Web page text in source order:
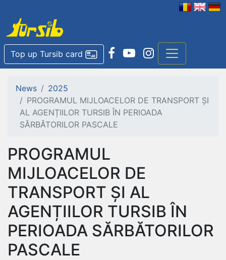
Top up Tursib card
News
2025
PROGRAMUL MIJLOACELOR DE TRANSPORT ȘI
AL AGENȚIILOR TURSIB ÎN PERIOADA
SĂRBĂTORILOR PASCALE
PROGRAMUL
MIJLOACELOR DE
TRANSPORT ȘI AL
AGENȚIILOR TURSIB ÎN
PERIOADA SĂRBĂTORILOR
PASCALE